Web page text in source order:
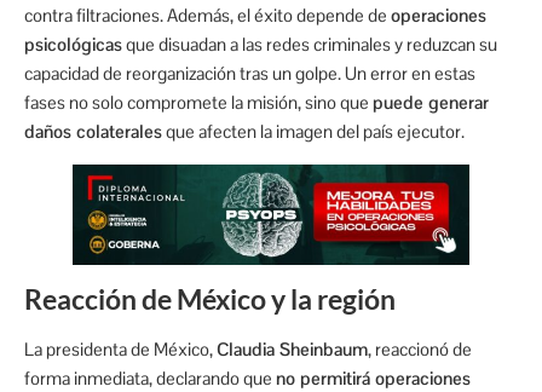
contra filtraciones. Además, el éxito depende de operaciones
psicológicasque disuadan a las redes criminales y reduzcan su
capacidad de reorganización tras un golpe. Un error en estas
fases no solo compromete la misión, sino que puede generar
daños colateralesque afecten la imagen del país ejecutor.
Reacción de México y la región
La presidenta de México,Claudia Sheinbaum, reaccionó de
forma inmediata, declarando que no permitirá operaciones